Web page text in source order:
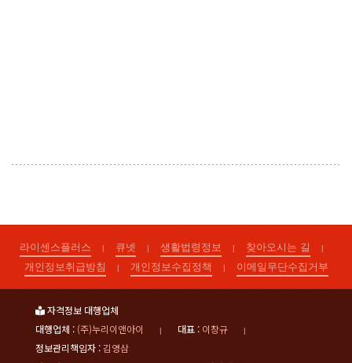
라이센스플러스 | 큐넷 | 생활법령정보 | 찾아오시는 길 |
개인정보취급방침 | 개인정보수집정책 | 이메일무단수집거부
자격정보 대행업체
대행업체 : (주)누리이앤아이 | 대표 : 이창규 |
정보관리책임자 :김영삼